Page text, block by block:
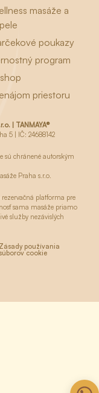
masáže a
poukazy
program
priestoru
| TANMAYA®
5 | IČ: 24688142
sú chránené autorským
Praha s.r.o.
platforma pre
sama masáže priamo
služby nezávislých
Zásady používania
súborov cookie